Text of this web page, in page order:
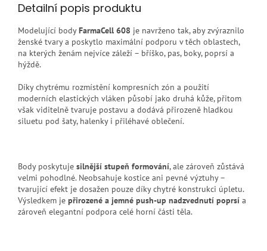
Detailní popis produktu
Modelující bodyFarmaCell 608 je navrženo tak, aby zvýraznilo
ženské tvary a poskytlo maximální podporu v těch oblastech,
na kterých ženám nejvíce záleží – bříško, pas, boky, poprsí a
hýždě.
Díky chytrému rozmístění kompresních zón a použití
moderních elastických vláken působí jako druhá kůže, přitom
však viditelně tvaruje postavu a dodává přirozeně hladkou
siluetu pod šaty, halenky i přiléhavé oblečení.
Body poskytuje silnější stupeň formování, ale zároveň zůstává
velmi pohodlné. Neobsahuje kostice ani pevné výztuhy –
tvarující efekt je dosažen pouze díky chytré konstrukci úpletu.
Výsledkem je přirozené a jemné push-up nadzvednutí poprsí a
zároveň elegantní podpora celé horní části těla.